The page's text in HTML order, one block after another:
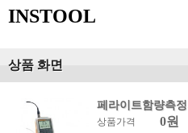
INSTOOL
상품 화면
페라이트함량측
상품가격 0원